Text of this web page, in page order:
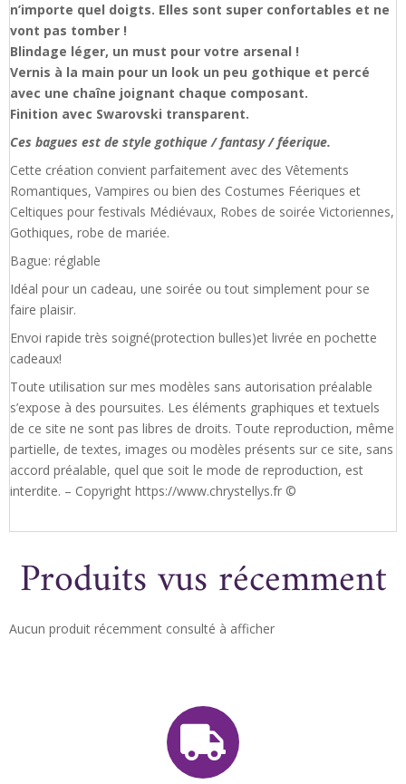
n’importe quel doigts. Elles sont super confortables et ne
vont pas tomber !
Blindage léger, un must pour votre arsenal !
Vernis à la main pour un look un peu gothique et percé
avec une chaîne joignant chaque composant.
Finition avec Swarovski transparent.
Ces bagues est de style gothique / fantasy / féerique.
Cette création convient parfaitement avec des Vêtements
Romantiques, Vampires ou bien des Costumes Féeriques et
Celtiques pour festivals Médiévaux, Robes de soirée Victoriennes,
Gothiques, robe de mariée.
Bague: réglable
Idéal pour un cadeau, une soirée ou tout simplement pour se
faire plaisir.
Envoi rapide très soigné(protection bulles)et livrée en pochette
cadeaux!
Toute utilisation sur mes modèles sans autorisation préalable
s’expose à des poursuites. Les éléments graphiques et textuels
de ce site ne sont pas libres de droits. Toute reproduction, même
partielle, de textes, images ou modèles présents sur ce site, sans
accord préalable, quel que soit le mode de reproduction, est
interdite. – Copyright https://www.chrystellys.fr ©
Produits vus récemment
Aucun produit récemment consulté à afficher